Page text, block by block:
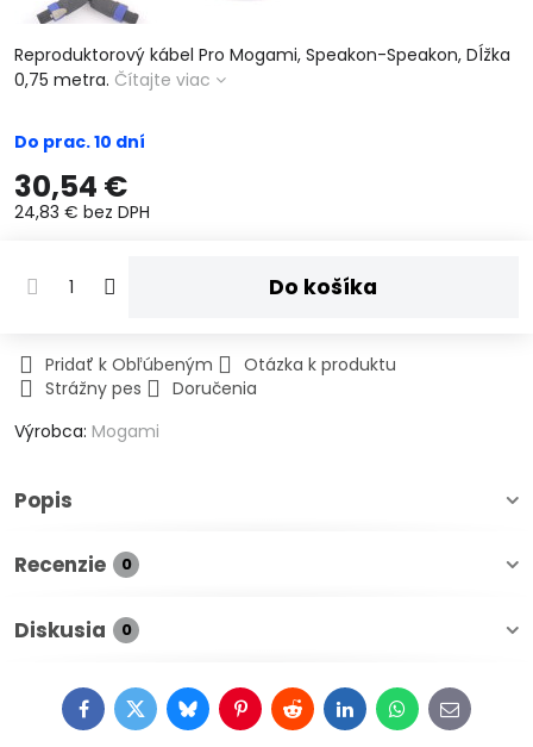
Reproduktorový kábel Pro Mogami, Speakon-Speakon, Dĺžka
0,75 metra. Čítajte viac
Do prac. 10 dní
30,54 €
24,83 € bez DPH
Do košíka
Pridať k Obľúbeným
Otázka k produktu
Strážny pes
Doručenia
Výrobca: Mogami
Popis
Recenzie 0
Diskusia 0
FacebookTwitterBlueskyPinterestRedditLinkedInWhatsApp
E-
mail